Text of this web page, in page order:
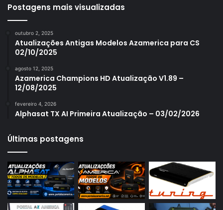
Azamerica S1005
Azamerica S1006 Plus
Azamerica S1007 New
Azamerica S1007 Plus
Azamerica S1009
Azamerica S2005
Azamerica S2010
Azamerica S2015
Azamerica S922
Postagens mais visualizadas
outubro 2, 2025
Atualizações Antigas Modelos Azamerica para CS
02/10/2025
agosto 12, 2025
Azamerica Champions HD Atualização V1.89 –
12/08/2025
fevereiro 4, 2026
Alphasat TX AI Primeira Atualização – 03/02/2026
Últimas postagens